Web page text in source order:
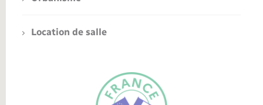
Location de salle